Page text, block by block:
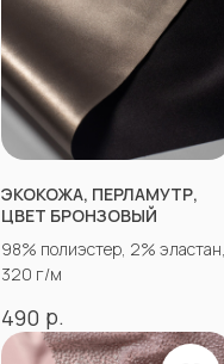
ЭКОКОЖА, ПЕРЛАМУТР,
ЦВЕТ БРОНЗОВЫЙ
98% полиэстер, 2% эластан,
320 г/м
490 р.